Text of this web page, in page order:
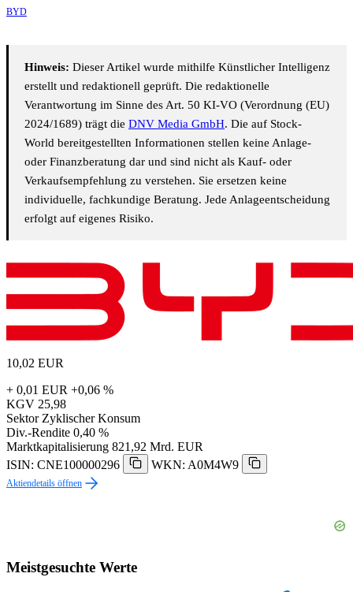
BYD
Hinweis: Dieser Artikel wurde mithilfe Künstlicher Intelligenz
erstellt und redaktionell geprüft. Die redaktionelle
Verantwortung im Sinne des Art. 50 KI-VO (Verordnung (EU)
2024/1689) trägt die DNV Media GmbH. Die auf Stock-
World bereitgestellten Informationen stellen keine Anlage-
oder Finanzberatung dar und sind nicht als Kauf- oder
Verkaufsempfehlung zu verstehen. Sie ersetzen keine
individuelle, fachkundige Beratung. Jede Anlageentscheidung
erfolgt auf eigenes Risiko.
10,02 EUR
+ 0,01 EUR +0,06 %
KGV 25,98
Sektor Zyklischer Konsum
Div.-Rendite 0,40 %
Marktkapitalisierung 821,92 Mrd. EUR
ISIN: CNE100000296
WKN: A0M4W9
Aktiendetails öffnen
Meistgesuchte Werte